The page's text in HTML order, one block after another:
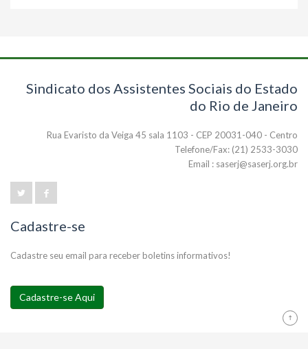
Sindicato dos Assistentes Sociais do Estado
do Rio de Janeiro
Rua Evaristo da Veiga 45 sala 1103 - CEP 20031-040 - Centro
Telefone/Fax: (21) 2533-3030
Email : saserj@saserj.org.br
Cadastre-se
Cadastre seu email para receber boletins informativos!
Cadastre-se Aqui